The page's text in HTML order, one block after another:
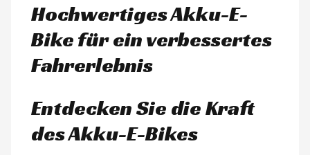
Hochwertiges Akku-E-
Bike für ein verbessertes
Fahrerlebnis
Entdecken Sie die Kraft
des Akku-E-Bikes